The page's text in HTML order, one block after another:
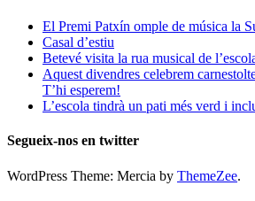
El Premi Patxín omple de música la
Casal d’estiu
Betevé visita la rua musical de
Aquest divendres celebrem
T’hi esperem!
L’escola tindrà un pati més verd i
Segueix-nos en twitter
WordPress Theme: Mercia by ThemeZee.